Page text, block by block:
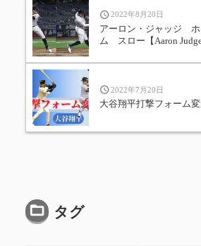
2022年8月20日
アーロン・ジャッジ
ム スロー【Aaron Judge
2022年7月20日
大谷翔平打撃フォーム
タグ